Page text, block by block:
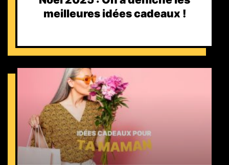
meilleures idées cadeaux !